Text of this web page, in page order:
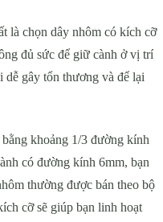
là chọn dây nhôm có kích cỡ
đủ sức để giữ cành ở vị trí
gây tổn thương và để lại
khoảng 1/3 đường kính
có đường kính 6mm, bạn
thường được bán theo bộ
cỡ sẽ giúp bạn linh hoạt